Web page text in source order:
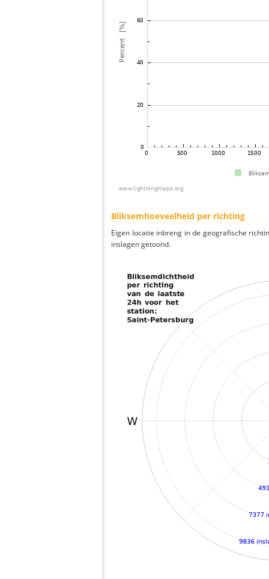
Bliksemhoeveelheid per richting
Eigen locatie inbreng in de geografische
inslagen getoond.